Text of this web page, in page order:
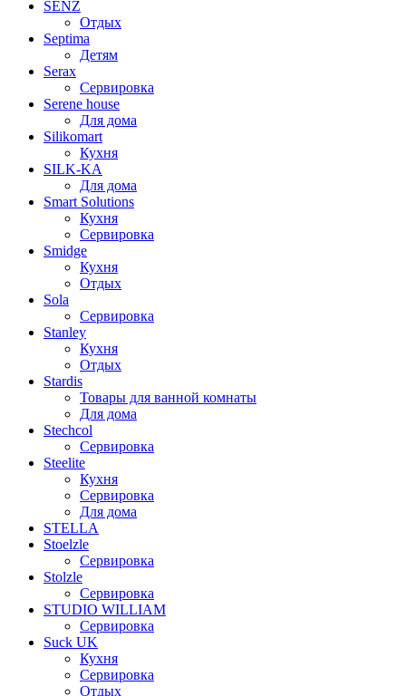
SENZ
Отдых
Septima
Детям
Serax
Сервировка
Serene house
Для дома
Silikomart
Кухня
SILK-KA
Для дома
Smart Solutions
Кухня
Сервировка
Smidge
Кухня
Отдых
Sola
Сервировка
Stanley
Кухня
Отдых
Stardis
Товары для ванной комнаты
Для дома
Stechcol
Сервировка
Steelite
Кухня
Сервировка
Для дома
STELLA
Stoelzle
Сервировка
Stolzle
Сервировка
STUDIO WILLIAM
Сервировка
Suck UK
Кухня
Сервировка
Отдых